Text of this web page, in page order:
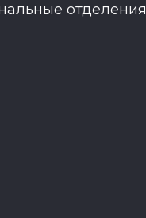
отделения